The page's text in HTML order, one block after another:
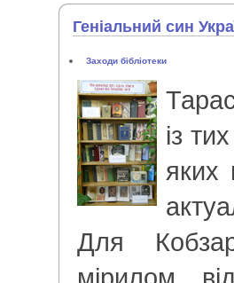
Геніальний син
Заходи бібліотеки
із
яких
Для
мірилом